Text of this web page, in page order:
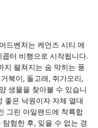
드벤처는 케언즈 시티 에
터 비행으로 시작됩니다.
지 펼쳐지는 숨 막히는 풍
북이, 돌고래, 쥐가오리,
생물을 찾아볼 수 있습니
좋은 낙원이자 자체 열대
그린 아일랜드에 착륙합
험한 후, 잊을 수 없는 경